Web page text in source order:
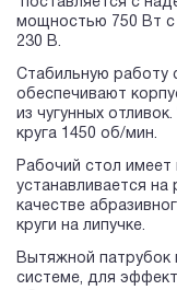
поставляется с
мощностью 750 Вт
230 В.
Стабильную работу
обеспечивают
из чугунных
круга 1450 об/мин.
Рабочий стол имеет
устанавливается
качестве
круги на липучке.
Вытяжной патрубок
системе, для